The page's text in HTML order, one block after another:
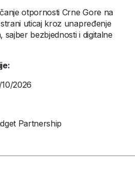
otpornosti Crne Gore na
uticaj kroz unapređenje
sajber bezbjednosti i digitalne
2026
Partnership